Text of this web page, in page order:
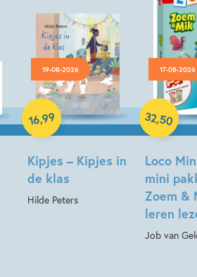
19-08-2026
Kipjes – Kipjes in
de klas
Hilde Peters
16,99
Hardcover
17-08-2026
Loco
mini
Zoem &
leren
Job van
32,50
Paperback